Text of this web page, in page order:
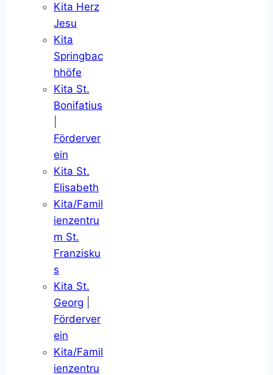
Kita Herz
Jesu
Kita
Springbac
hhöfe
Kita St.
Bonifatius
Förderver
ein
Kita St.
Elisabeth
Kita/Famil
ienzentru
m St.
Franzisku
s
Kita St.
Georg
Förderver
ein
Kita/Famil
ienzentru